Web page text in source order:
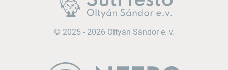
© 2025 - 2026 Oltyán Sándor e. v.